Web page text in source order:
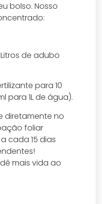
bolso. Nosso
de adubo
para 10
para 1L de água).
diretamente no
foliar
cada 15 dias
mais vida ao